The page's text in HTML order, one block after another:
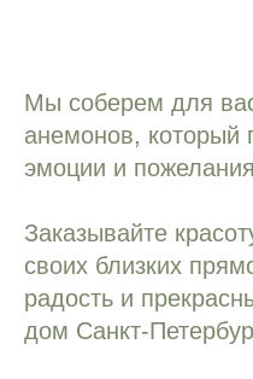
Мы соберем для
анемонов, который
эмоции и
Заказывайте
своих близких
радость и
дом Санкт-